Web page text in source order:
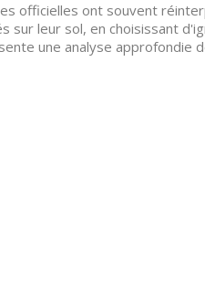
officielles ont souvent
sur leur sol, en choisissant
une analyse approfondie